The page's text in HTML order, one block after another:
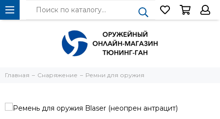
Главная Снаряжение Ремни для оружия